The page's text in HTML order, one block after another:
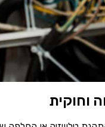
וחוקית